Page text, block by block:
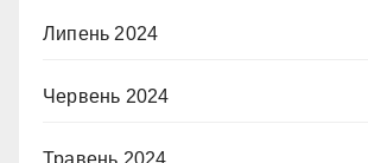
Липень 2024
Червень 2024
Травень 2024